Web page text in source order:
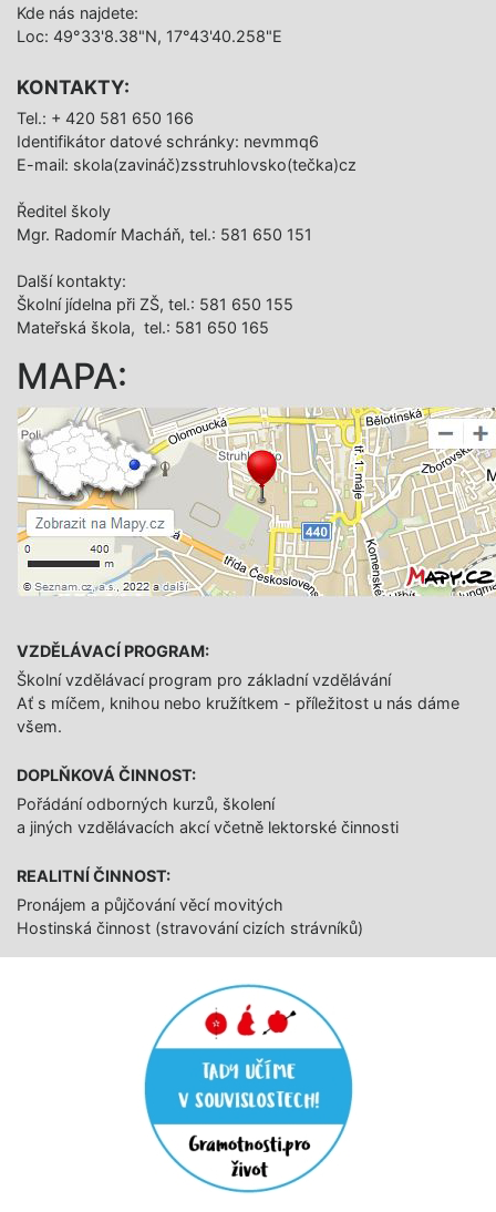
Kde nás najdete:
Loc: 49°33'8.38"N, 17°43'40.258"E
KONTAKTY:
Tel.: + 420 581 650 166
Identifikátor datové schránky: nevmmq6
E-mail: skola(zavináč)zsstruhlovsko(tečka)cz
Ředitel školy
Mgr. Radomír Macháň, tel.: 581 650 151
Další­ kontakty:
Školní jídelna při ZŠ, tel.: 581 650 155
Mateřská škola, tel.: 581 650 165
MAPA:
VZDĚLÁVACÍ PROGRAM:
Školní vzdělávací program pro základní vzdělávání
Ať s míčem, knihou nebo kružítkem - příležitost u nás dáme
všem.
DOPLŇKOVÁ ČINNOST:
Pořádání odborných kurzů, školení
a jiných vzdělávacích akcí včetně lektorské činnosti
REALITNÍ ČINNOST:
Pronájem a půjčování věcí movitých
Hostinská činnost (stravování cizích strávníků)